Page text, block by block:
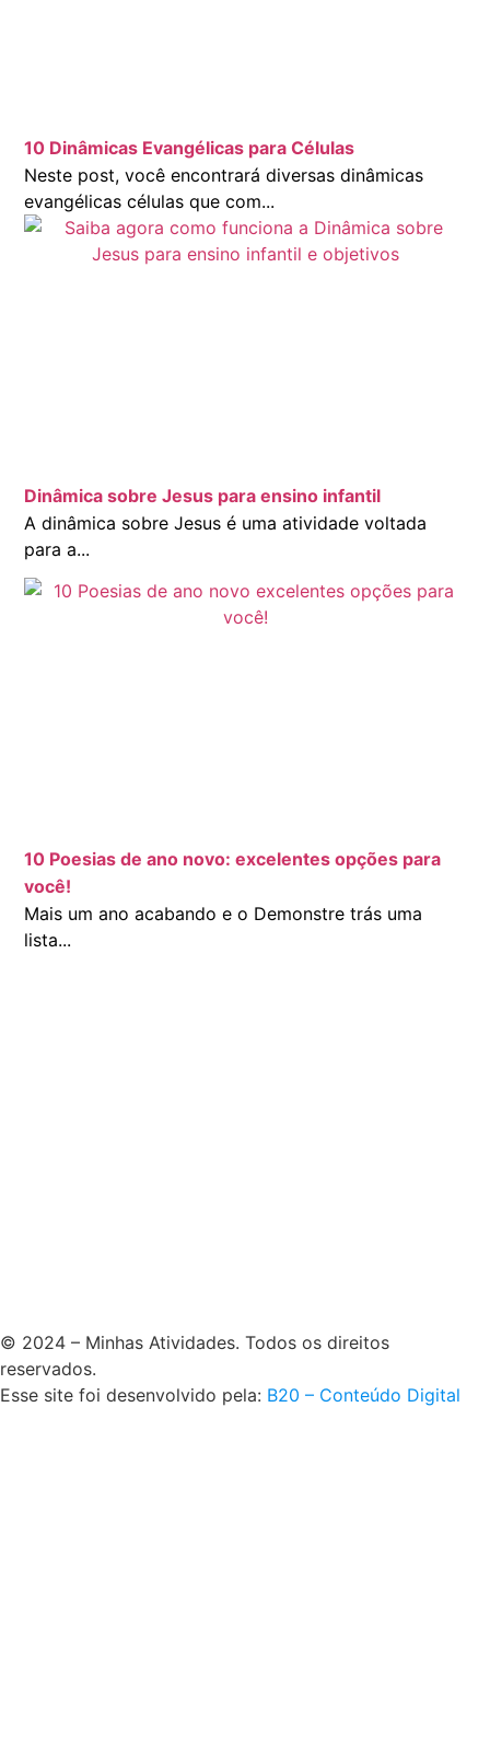
10 Dinâmicas Evangélicas para Células
Neste post, você encontrará diversas dinâmicas
evangélicas células que com...
Dinâmica sobre Jesus para ensino infantil
A dinâmica sobre Jesus é uma atividade voltada
para a...
10 Poesias de ano novo: excelentes opções para
você!
Mais um ano acabando e o Demonstre trás uma
lista...
© 2024 – Minhas Atividades. Todos os direitos
reservados.
Esse site foi desenvolvido pela: B20 – Conteúdo Digital